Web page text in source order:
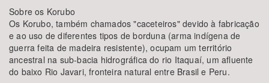
Sobre os Korubo
Os Korubo, também chamados "caceteiros" devido à fabricação
e ao uso de diferentes tipos de borduna (arma indígena de
guerra feita de madeira resistente), ocupam um território
ancestral na sub-bacia hidrográfica do rio Itaquaí, um afluente
do baixo Rio Javari, fronteira natural entre Brasil e Peru.